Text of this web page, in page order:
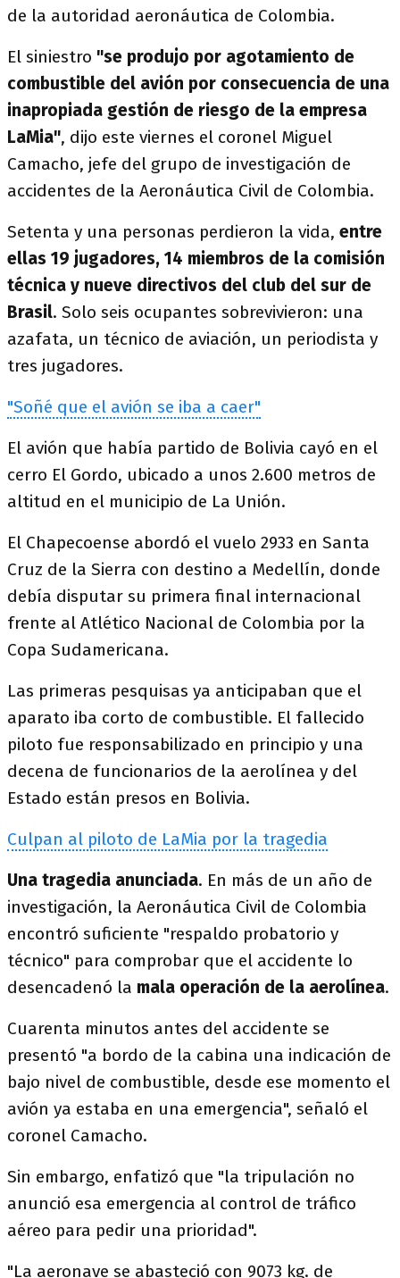
de la autoridad aeronáutica de Colombia.
El siniestro "se produjo por agotamiento de
combustible del avión por consecuencia de una
inapropiada gestión de riesgo de la empresa
LaMia", dijo este viernes el coronel Miguel
Camacho, jefe del grupo de investigación de
accidentes de la Aeronáutica Civil de Colombia.
Setenta y una personas perdieron la vida, entre
ellas 19 jugadores, 14 miembros de la comisión
técnica y nueve directivos del club del sur de
Brasil. Solo seis ocupantes sobrevivieron: una
azafata, un técnico de aviación, un periodista y
tres jugadores.
"Soñé que el avión se iba a caer"
El avión que había partido de Bolivia cayó en el
cerro El Gordo, ubicado a unos 2.600 metros de
altitud en el municipio de La Unión.
El Chapecoense abordó el vuelo 2933 en Santa
Cruz de la Sierra con destino a Medellín, donde
debía disputar su primera final internacional
frente al Atlético Nacional de Colombia por la
Copa Sudamericana.
Las primeras pesquisas ya anticipaban que el
aparato iba corto de combustible. El fallecido
piloto fue responsabilizado en principio y una
decena de funcionarios de la aerolínea y del
Estado están presos en Bolivia.
Culpan al piloto de LaMia por la tragedia
Una tragedia anunciada. En más de un año de
investigación, la Aeronáutica Civil de Colombia
encontró suficiente "respaldo probatorio y
técnico" para comprobar que el accidente lo
desencadenó la mala operación de la aerolínea.
Cuarenta minutos antes del accidente se
presentó "a bordo de la cabina una indicación de
bajo nivel de combustible, desde ese momento el
avión ya estaba en una emergencia", señaló el
coronel Camacho.
Sin embargo, enfatizó que "la tripulación no
anunció esa emergencia al control de tráfico
aéreo para pedir una prioridad".
"La aeronave se abasteció con 9073 kg. de